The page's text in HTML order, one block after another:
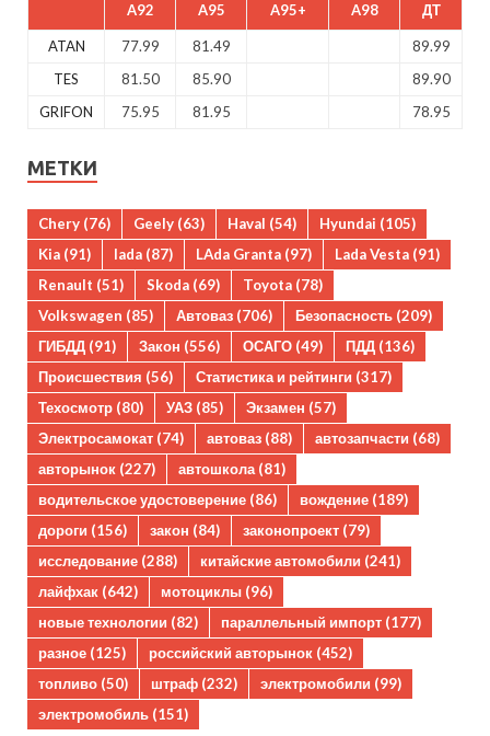
A92 A95 A95+ A98 ДТ
ATAN 77.99 81.49
89.99
TES
81.50 85.90
89.90
GRIFON
75.95 81.95 78.95
МЕТКИ
Chery (76) Geely (63) Haval (54) Hyundai (105)
Kia (91) lada (87) LAda Granta (97) Lada Vesta (91)
Renault (51) Skoda (69) Toyota (78)
Volkswagen (85) Автоваз (706) Безопасность (209)
ГИБДД (91) Закон (556) ОСАГО (49) ПДД (136)
Происшествия (56) Статистика и рейтинги (317)
Техосмотр (80) УАЗ (85) Экзамен (57)
Электросамокат (74) автоваз (88) автозапчасти (68)
авторынок (227) автошкола(81)
водительское удостоверение (86) вождение (189)
дороги (156) закон (84) законопроект (79)
исследование (288) китайские автомобили (241)
лайфхак (642) мотоциклы (96)
новые технологии (82) параллельный импорт (177)
разное (125) российский авторынок (452)
топливо (50) штраф (232) электромобили (99)
электромобиль (151)